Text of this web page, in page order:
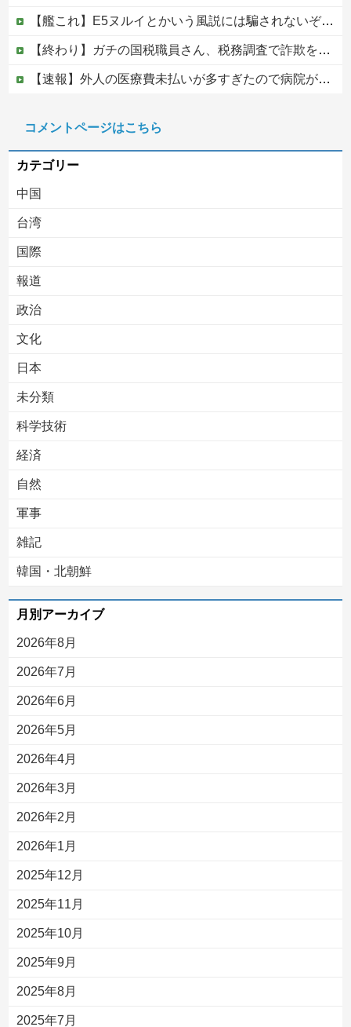
【艦これ】E5ヌルイとかいう風説には騙されないぞ スキャンプくらいヌルイのなら考える
【終わり】ガチの国税職員さん、税務調査で詐欺を行い〇億だまし取る他
【速報】外人の医療費未払いが多すぎたので病院が外人の治療を断るようになってしまう
【移民政策反対】イオンの売り場で唐揚げを食う中国人の子供
コメントページはこちら
カテゴリー
中国
台湾
国際
報道
政治
文化
日本
未分類
科学技術
経済
自然
軍事
雑記
韓国・北朝鮮
月別アーカイブ
2026年8月
2026年7月
2026年6月
2026年5月
2026年4月
2026年3月
2026年2月
2026年1月
2025年12月
2025年11月
2025年10月
2025年9月
2025年8月
2025年7月